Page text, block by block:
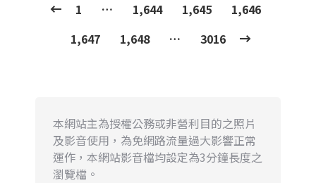
1 … 1,644 1,645
1,646
1,647
1,648 … 3016
本網站主為授權公務或非營利目的之照片
及影音使用，為免網路流量過大影響正常
運作，本網站影音檔均設定為3分鐘長度之
瀏覽檔。